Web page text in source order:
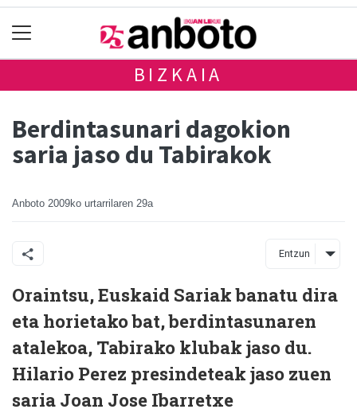
BIZKAIA
Berdintasunari dagokion
saria jaso du Tabirakok
Anboto 2009ko urtarrilaren 29a
Entzun
Oraintsu, Euskaid Sariak banatu dira
eta horietako bat, berdintasunaren
atalekoa, Tabirako klubak jaso du.
Hilario Perez presindeteak jaso zuen
saria Joan Jose Ibarretxe